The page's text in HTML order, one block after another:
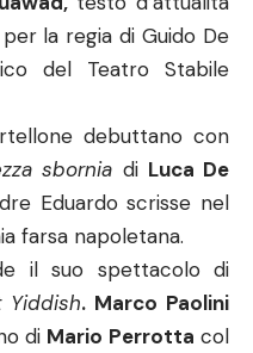
la regia di Guido De
del Teatro Stabile
debuttano con
sbornia di Luca De
Eduardo scrisse nel
farsa napoletana.
il suo spettacolo di
Yiddish. Marco Paolini
di Mario Perrotta col